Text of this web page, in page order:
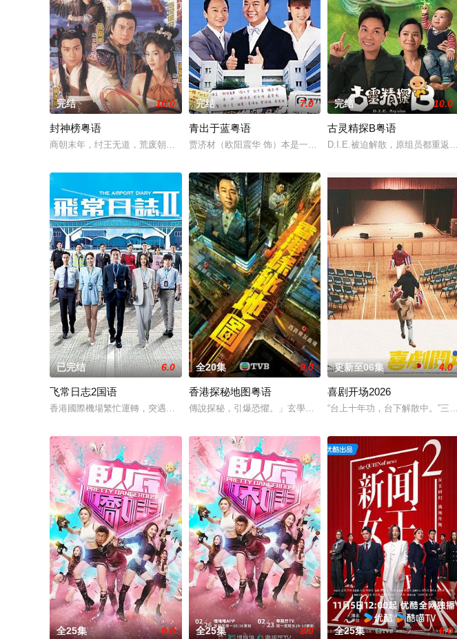
完结 10.0
封神榜粤语
商朝末年，纣王无道，荒废朝政，民不聊生。商朝四大名将之一李靖（元华饰）之妻殷十娘（苑琼丹饰
完结 7.0
青出于蓝粤语
贾济材（欧阳震华 饰）本是一名商界精英，但受老板所托极不愿意
完结 10.0
古灵精探B粤语
D.I.E.被迫解散，原组员都重返
已完结 6.0
飞常日志2国语
香港國際機場繁忙運轉，突遇全球系統故障而出現混亂，客運大樓及旅客體驗總經理楊尚偉與夥伴呂芷
全20集 9.0
香港探秘地图粤语
傳說探秘，引爆恐懼。」玄學大師莊一臣（黎耀祥飾）創立探秘頻
更新至06集 4.0
喜剧开场2026
“台上十年功，台下解散中。”三
全25集 9.0 全25集 8.0 全25集 6.0